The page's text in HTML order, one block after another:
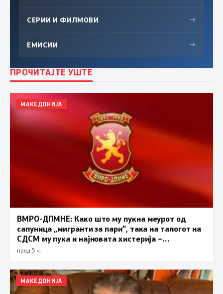
СЕРИИ И ФИЛМОВИ →
ЕМИСИИ →
ПРОЧИТАЈТЕ УШТЕ
МАКЕДОНИЈА
ВМРО-ДПМНЕ: Како што му пукна меурот од
сапуница „мигранти за пари“, така на талогот на
СДСМ му пука и најновата хистерија –
прифаќање на француски предлог
пред 5 ч.
МАКЕДОНИЈА